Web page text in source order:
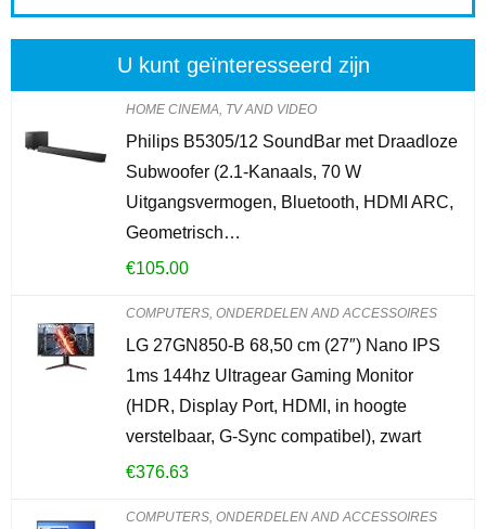
U kunt geïnteresseerd zijn
HOME CINEMA, TV AND VIDEO
Philips B5305/12 SoundBar met Draadloze
Subwoofer (2.1-Kanaals, 70 W
Uitgangsvermogen, Bluetooth, HDMI ARC,
Geometrisch…
€105.00
COMPUTERS, ONDERDELEN AND ACCESSOIRES
LG 27GN850-B 68,50 cm (27″) Nano IPS
1ms 144hz Ultragear Gaming Monitor
(HDR, Display Port, HDMI, in hoogte
verstelbaar, G-Sync compatibel), zwart
€376.63
COMPUTERS, ONDERDELEN AND ACCESSOIRES